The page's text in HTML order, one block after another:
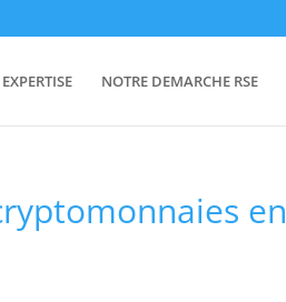
NOTRE DEMARCHE RSE
en